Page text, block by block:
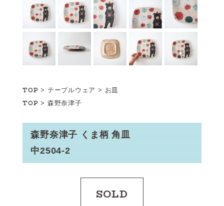
TOP > テーブルウェア > お皿
TOP > 森野奈津子
森野奈津子 くま柄 角皿
中2504-2
SOLD